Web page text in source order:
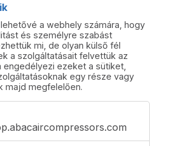
a webhely számára, hogy
és személyre szabást
mi, de olyan külső fél
a szolgáltatásait felvettük az
engedélyezi ezeket a sütiket,
egy része vagy
majd megfelelően.